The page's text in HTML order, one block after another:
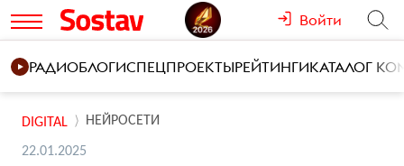
Войти
РАДИОБЛОГИСПЕЦПРОЕКТЫРЕЙТИНГИКАТАЛОГ
DIGITAL НЕЙРОСЕТИ
22.01.2025